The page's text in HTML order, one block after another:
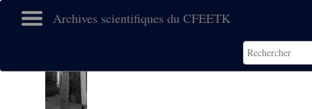
Archives scientifiques du CFEETK